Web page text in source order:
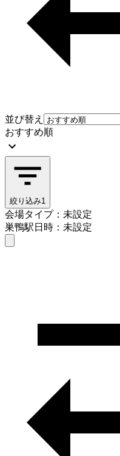
並び替え
おすすめ順
絞り込み1
会場タイプ：未設定
巣鴨駅日時：未設定